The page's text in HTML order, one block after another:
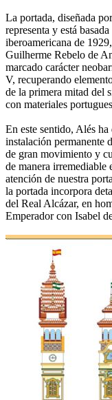
La portada, diseñada
representa y está
iberoamericana de
Guilherme Rebelo de
marcado carácter
V, recuperando
de la primera mitad del
con materiales
En este sentido, Alés
instalación permanente
de gran movimiento y
de manera irremediable
atención de nuestra
la portada incorpora
del Real Alcázar, en
Emperador con Isabel